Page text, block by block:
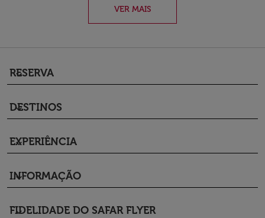
VER MAIS
RESERVA
keyboard_arrow_down
DESTINOS
keyboard_arrow_down
EXPERIÊNCIA
keyboard_arrow_down
INFORMAÇÃO
keyboard_arrow_down
FIDELIDADE DO SAFAR FLYER
keyboard_arrow_down